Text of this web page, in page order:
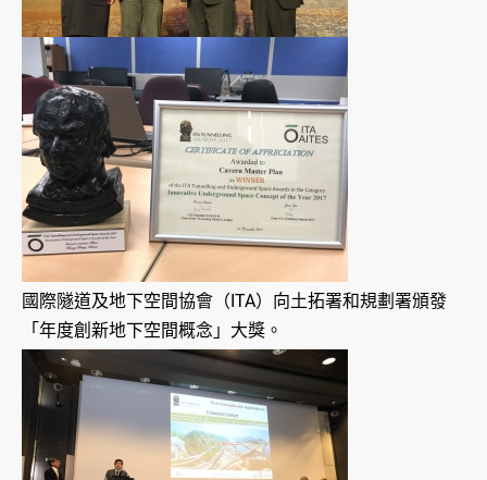
國際隧道及地下空間協會（ITA）向土拓署和規劃署頒發
「年度創新地下空間概念」大獎。